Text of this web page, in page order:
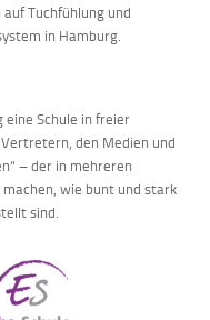
Tuchfühlung und
in Hamburg.
eine Schule in freier
den Medien und
– der in mehreren
wie bunt und stark
sind.